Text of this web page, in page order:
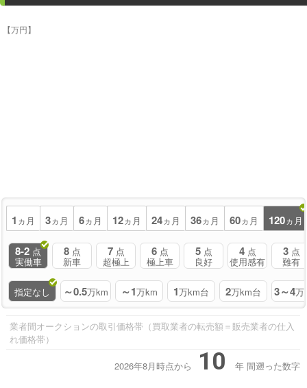
【万円】
1 ヵ月 3ヵ月 6ヵ月 12ヵ月 24ヵ月 36ヵ月 60ヵ月 120ヵ月
8-2 点
実働車
8 点
新車
7 点
超極上
6 点
極上車
5 点
良好
4 点
使用感有
3 点
難有
指定なし ～0.5万km ～1万km 1万km台 2万km台 3～4万
業者間オークションの取引価格帯（買取業者の転売額＝販売業者の仕入
れ価格帯）
2026年8月時点から 10 年 間遡った数字